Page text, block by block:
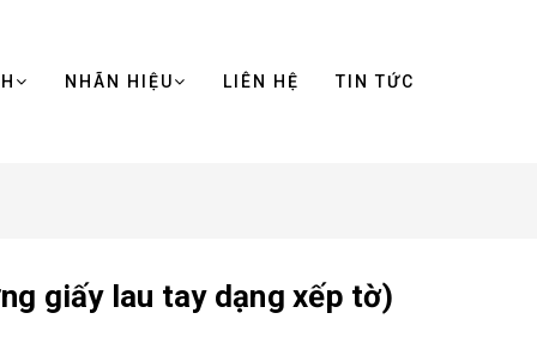
NHÃN HIỆU LIÊN HỆ TIN TỨC
giấy lau tay dạng xếp tờ)